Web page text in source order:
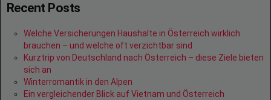
Recent Posts
Welche Versicherungen Haushalte in Österreich wirklich
brauchen – und welche oft verzichtbar sind
Kurztrip von Deutschland nach Österreich – diese Ziele bieten
sich an
Winterromantik in den Alpen
Ein vergleichender Blick auf Vietnam und Österreich